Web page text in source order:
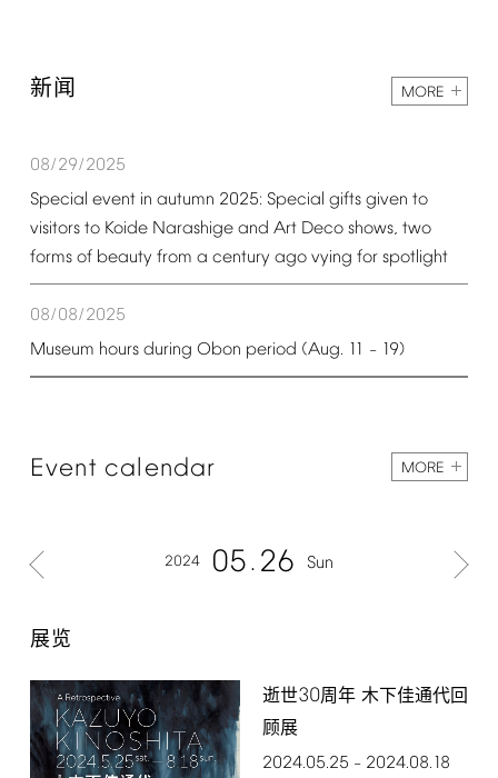
新闻 MORE
08/29/2025
Special event in autumn 2025: Special gifts given to
visitors to Koide Narashige and Art Deco shows, two
forms of beauty from a century ago vying for spotlight
08/08/2025
Museum hours during Obon period (Aug. 11 – 19)
Event calendar MORE
2024 05 26 Sun
展览
逝世30周年 木下佳通代回
顾展
2024.05.25 – 2024.08.18